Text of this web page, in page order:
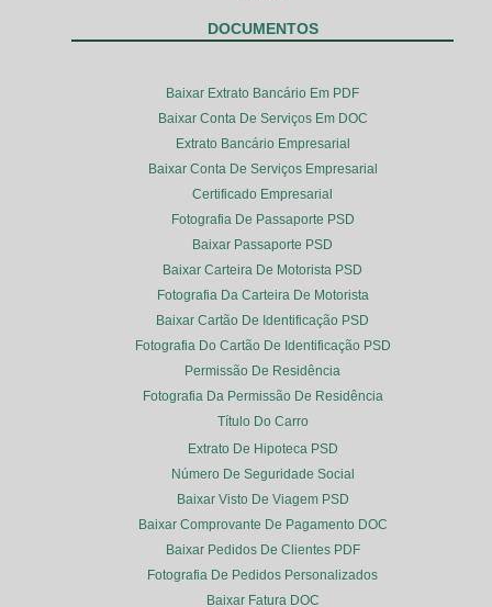
DOCUMENTOS
Baixar Extrato Bancário Em PDF
Baixar Conta De Serviços Em DOC
Extrato Bancário Empresarial
Baixar Conta De Serviços Empresarial
Certificado Empresarial
Fotografia De Passaporte PSD
Baixar Passaporte PSD
Baixar Carteira De Motorista PSD
Fotografia Da Carteira De Motorista
Baixar Cartão De Identificação PSD
Fotografia Do Cartão De Identificação PSD
Permissão De Residência
Fotografia Da Permissão De Residência
Título Do Carro
Extrato De Hipoteca PSD
Número De Seguridade Social
Baixar Visto De Viagem PSD
Baixar Comprovante De Pagamento DOC
Baixar Pedidos De Clientes PDF
Fotografia De Pedidos Personalizados
Baixar Fatura DOC